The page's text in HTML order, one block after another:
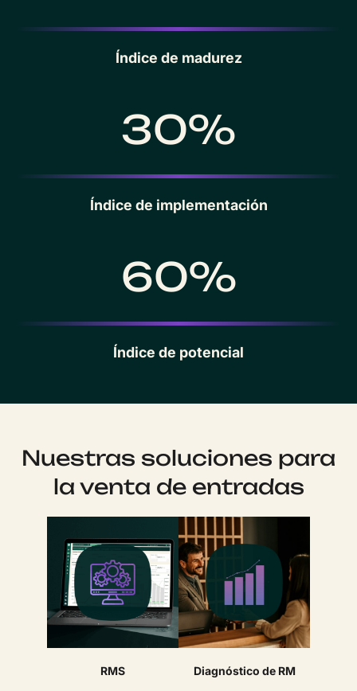
Índice de madurez
30%
Índice de implementación
60%
Índice de potencial
Nuestras soluciones para
la venta de entradas
RMS Diagnóstico de RM